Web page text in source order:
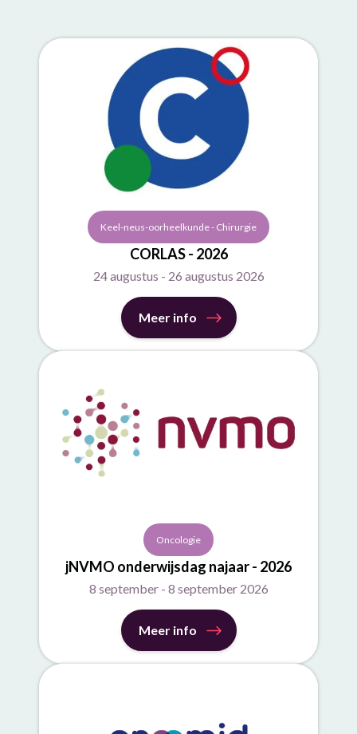
Keel-neus-oorheelkunde - Chirurgie
CORLAS - 2026
24 augustus - 26 augustus 2026
Meer info
Oncologie
jNVMO onderwijsdag najaar - 2026
8 september - 8 september 2026
Meer info